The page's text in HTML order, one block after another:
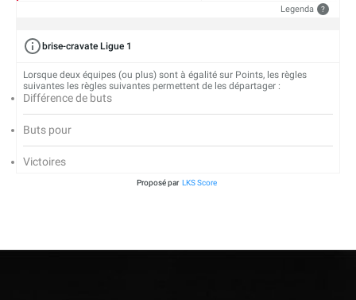
Legenda ?
brise-cravate Ligue 1
Lorsque deux équipes (ou plus) sont à égalité sur Points, les règles
suivantes les règles suivantes permettent de les départager :
Différence de buts
Buts pour
Victoires
Proposé par LKS Score